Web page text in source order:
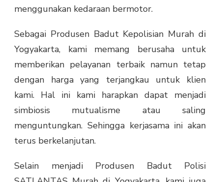
menggunakan kedaraan bermotor.
Sebagai Produsen Badut Kepolisian Murah di
Yogyakarta, kami memang berusaha untuk
memberikan pelayanan terbaik namun tetap
dengan harga yang terjangkau untuk klien
kami. Hal ini kami harapkan dapat menjadi
simbiosis mutualisme atau saling
menguntungkan. Sehingga kerjasama ini akan
terus berkelanjutan.
Selain menjadi Produsen Badut Polisi